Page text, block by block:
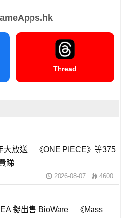
Thread
大放送 《ONE PIECE》等375
睇
2026-08-07 4600
EA 擬出售 BioWare 《Mass